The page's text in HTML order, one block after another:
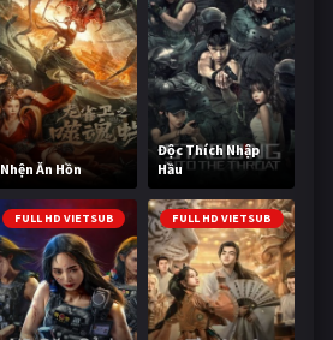
Nhện Ăn Hồn
Độc Thích Nhập
Hầu
FULL HD VIETSUB FULL HD VIETSUB